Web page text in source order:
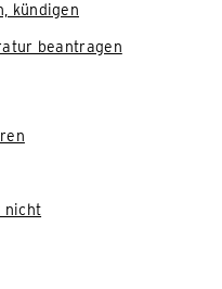
kündigen
beantragen
nicht